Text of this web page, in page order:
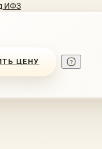
ИФЗ
ЦЕНУ